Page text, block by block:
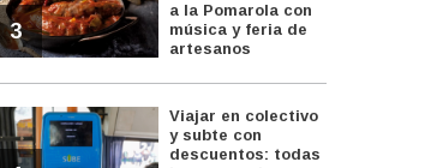
3
a la Pomarola con
música y feria de
artesanos
Viajar en colectivo
y subte con
descuentos: todas